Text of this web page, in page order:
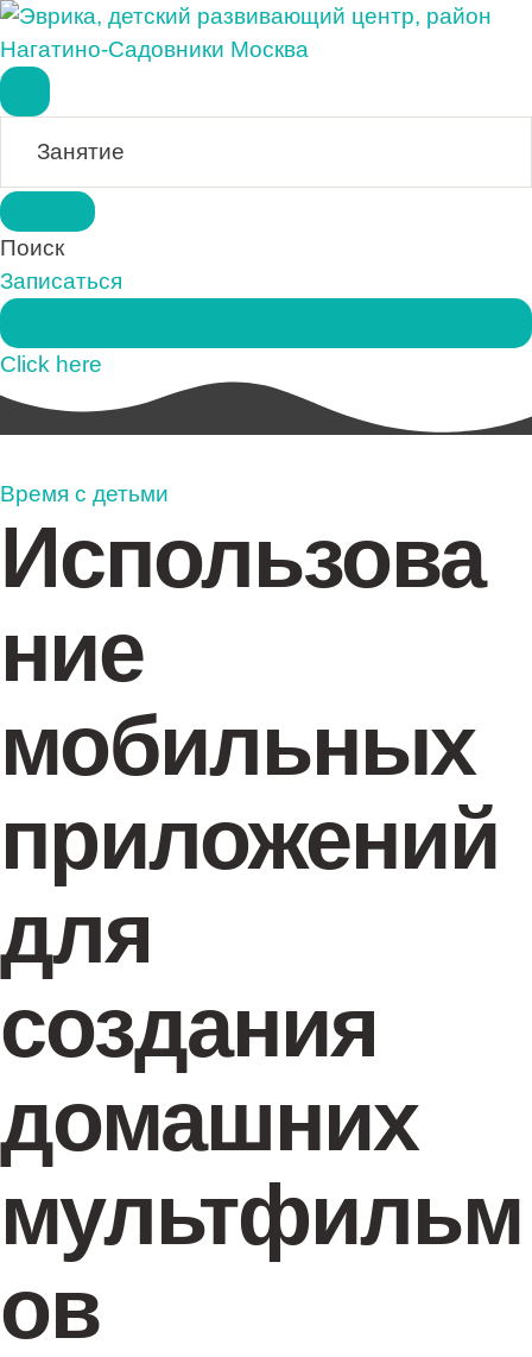
Поиск
Записаться
Click here
Время с детьми
Использова
ние
мобильных
приложений
для
создания
домашних
мультфильм
ов